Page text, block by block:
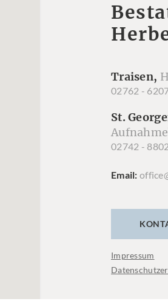
Traisen,
02762 -
St.
02742 -
Email
Impressum